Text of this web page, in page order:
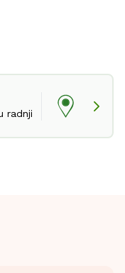
radnji